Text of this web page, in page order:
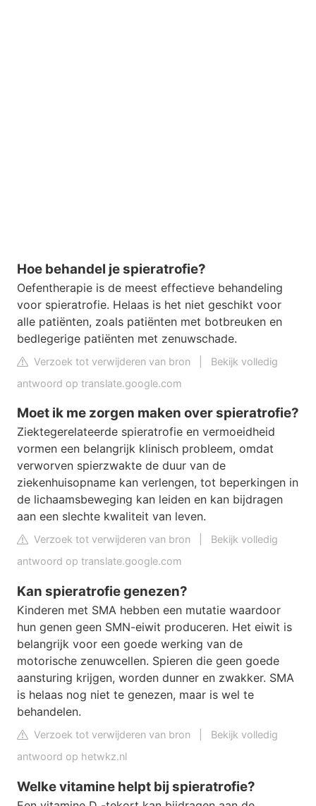
Hoe behandel je spieratrofie?
Oefentherapie is de meest effectieve behandeling
voor spieratrofie. Helaas is het niet geschikt voor
alle patiënten, zoals patiënten met botbreuken en
bedlegerige patiënten met zenuwschade.
Verzoek tot verwijderen van bron
Bekijk volledig
antwoord op translate.google.com
Moet ik me zorgen maken over spieratrofie?
Ziektegerelateerde spieratrofie en vermoeidheid
vormen een belangrijk klinisch probleem, omdat
verworven spierzwakte de duur van de
ziekenhuisopname kan verlengen, tot beperkingen in
de lichaamsbeweging kan leiden en kan bijdragen
aan een slechte kwaliteit van leven.
Verzoek tot verwijderen van bron
Bekijk volledig
antwoord op translate.google.com
Kan spieratrofie genezen?
Kinderen met SMA hebben een mutatie waardoor
hun genen geen SMN-eiwit produceren. Het eiwit is
belangrijk voor een goede werking van de
motorische zenuwcellen. Spieren die geen goede
aansturing krijgen, worden dunner en zwakker. SMA
is helaas nog niet te genezen, maar is wel te
behandelen.
Verzoek tot verwijderen van bron
Bekijk volledig
antwoord op hetwkz.nl
Welke vitamine helpt bij spieratrofie?